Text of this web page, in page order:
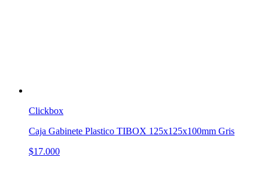
Clickbox
Caja Gabinete Plastico TIBOX 125x125x100mm Gris
$17.000